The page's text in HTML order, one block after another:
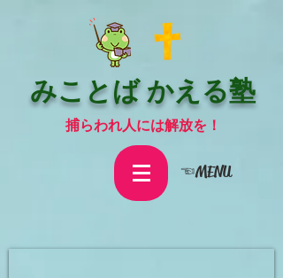
みことば かえる塾
捕らわれ人には解放を！
☜MENU